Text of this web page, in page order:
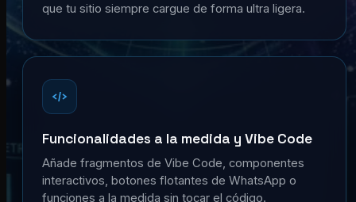
que tu sitio siempre cargue de forma ultra ligera.
Funcionalidades a la medida y Vibe Code
Añade fragmentos de Vibe Code, componentes
interactivos, botones flotantes de WhatsApp o
funciones a la medida sin tocar el código.